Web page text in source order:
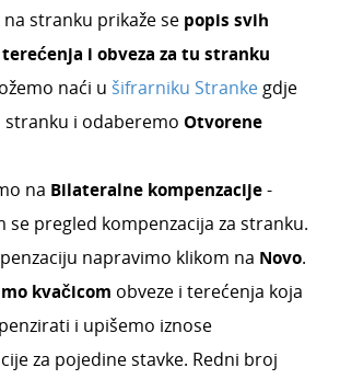
na stranku prikaže se popis svih
i obveza za tu stranku
naći u šifrarniku Strankegdje
i odaberemo Otvorene
na Bilateralne kompenzacije-
se pregled kompenzacija za stranku.
napravimo klikom na Novo.
kvačicom obveze i terećenja koja
i upišemo iznose
za pojedine stavke. Redni broj